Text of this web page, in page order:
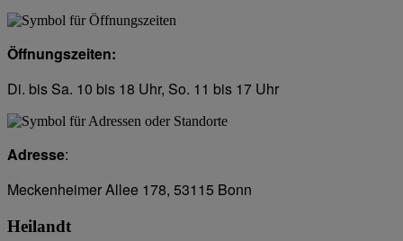
Öffnungszeiten:
Di. bis Sa. 10 bis 18 Uhr, So. 11 bis 17 Uhr
Adresse:
Meckenheimer Allee 178, 53115 Bonn
Heilandt